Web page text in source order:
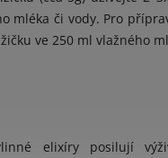
mléka či vody. Pro
ve 250 ml vlažného
elixíry posilují